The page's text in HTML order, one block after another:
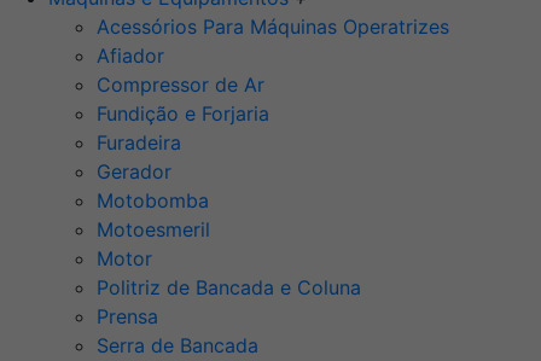
Acessórios Para Máquinas Operatrizes
Afiador
Compressor de Ar
Fundição e Forjaria
Furadeira
Gerador
Motobomba
Motoesmeril
Motor
Politriz de Bancada e Coluna
Prensa
Serra de Bancada